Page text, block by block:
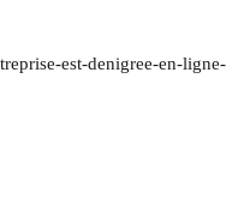
est-denigree-en-ligne-